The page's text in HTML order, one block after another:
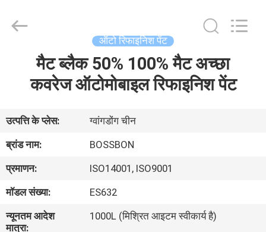
हमारे
बारे
कारखाना
Co.,Ltd..
ऑटो रिफाइनिश पेंट
मैट ब्लैक 50% 100% मैट अच्छा
कवरेज ऑटोमोबाइल रिफाइनिश पेंट
उत्पत्ति के प्लेस:
ग्वांगडोंग चीन
ब्रांड नाम:
BOSSBON
प्रमाणन:
ISO14001, ISO9001
मॉडल संख्या:
ES632
न्यूनतम आदेश
मात्रा:
1000L (मिश्रित आइटम स्वीकार्य है)